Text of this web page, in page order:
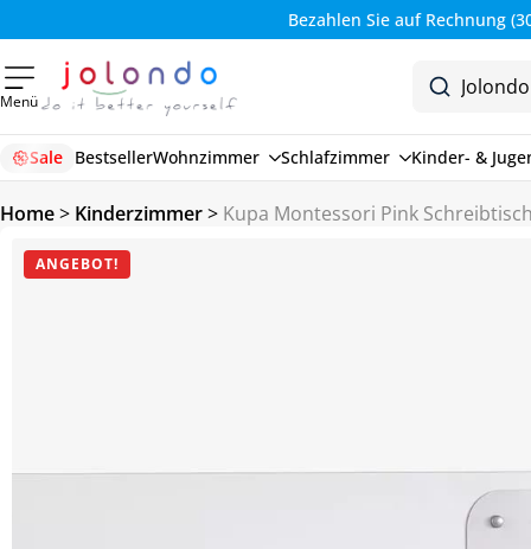
Bezahlen Sie auf Rechnung (30 Tage)
Menü
Sale BestsellerWohnzimmer Schlafzimmer Kinder- &
Home> Kinderzimmer> Kupa Montessori Pink
ANGEBOT!